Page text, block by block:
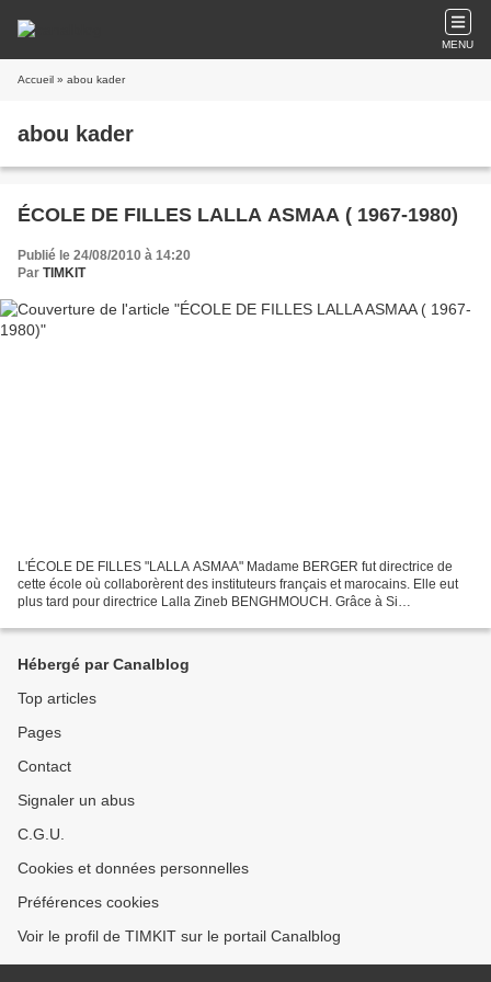
MENU
Accueil » abou kader
abou kader
ÉCOLE DE FILLES LALLA ASMAA ( 1967-1980)
Publié le 24/08/2010 à 14:20
Par TIMKIT
L'ÉCOLE DE FILLES "LALLA ASMAA" Madame BERGER fut directrice de
cette école où collaborèrent des instituteurs français et marocains. Elle eut
plus tard pour directrice Lalla Zineb BENGHMOUCH. Grâce à Si
Hébergé par Canalblog
Top articles
Pages
Contact
Signaler un abus
C.G.U.
Cookies et données personnelles
Préférences cookies
Voir le profil de TIMKIT sur le portail Canalblog